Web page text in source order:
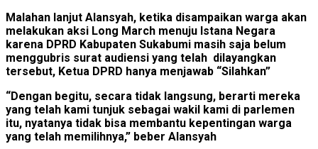
Malahan lanjut Alansyah, ketika disampaikan warga akan
melakukan aksi Long March menuju Istana Negara
karena DPRD Kabupaten Sukabumi masih saja belum
menggubris surat audiensi yang telah dilayangkan
tersebut, Ketua DPRD hanya menjawab “Silahkan”
“Dengan begitu, secara tidak langsung, berarti mereka
yang telah kami tunjuk sebagai wakil kami di parlemen
itu, nyatanya tidak bisa membantu kepentingan warga
yang telah memilihnya,” beber Alansyah